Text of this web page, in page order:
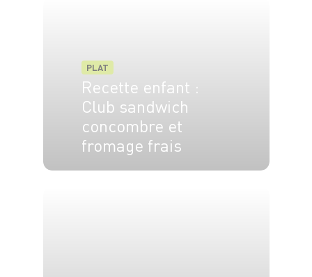
PLAT
Recette enfant :
Club sandwich
concombre et
fromage frais